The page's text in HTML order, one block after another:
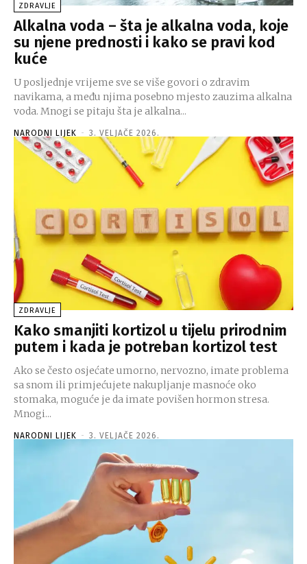
ZDRAVLJE
Alkalna voda – šta je alkalna voda, koje
su njene prednosti i kako se pravi kod
kuće
U posljednje vrijeme sve se više govori o zdravim
navikama, a među njima posebno mjesto zauzima alkalna
voda. Mnogi se pitaju šta je alkalna...
NARODNI LIJEK - 3. VELJAČE 2026.
ZDRAVLJE
Kako smanjiti kortizol u tijelu prirodnim
putem i kada je potreban kortizol test
Ako se često osjećate umorno, nervozno, imate problema
sa snom ili primjećujete nakupljanje masnoće oko
stomaka, moguće je da imate povišen hormon stresa.
Mnogi...
NARODNI LIJEK - 3. VELJAČE 2026.